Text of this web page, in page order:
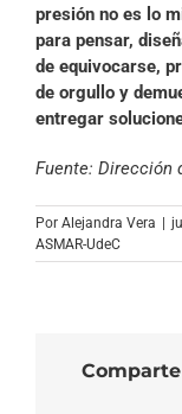
presión no es lo
para pensar,
de equivocarse,
de orgullo y
entregar
Fuente: Dirección
Por Alejandra Vera |
ASMAR-UdeC